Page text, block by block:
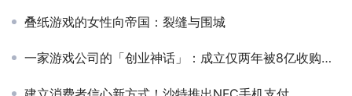
叠纸游戏的女性向帝国：裂缝与围城
一家游戏公司的「创业神话」：成立仅两年被8亿收购，如今想再赌一次！